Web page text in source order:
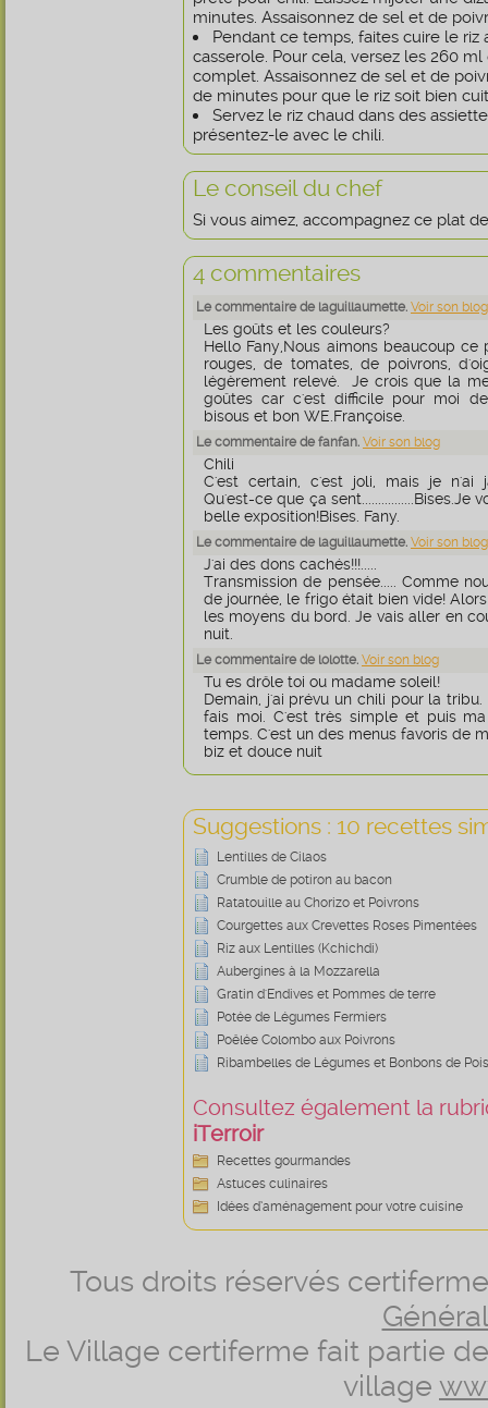
minutes. Assaisonnez de sel et de
Pendant ce temps, faites cuire le
casserole. Pour cela, versez les 260
complet. Assaisonnez de sel et de
de minutes pour que le riz soit bien
Servez le riz chaud dans des
présentez-le avec le chili.
Le conseil du chef
Si vous aimez, accompagnez ce plat
4 commentaires
Le commentaire de laguillaumette. Voir son blog
Les goûts et les couleurs?
Hello Fany,Nous aimons beaucoup
rouges, de tomates, de poivrons,
légèrement relevé. Je crois que la
goûtes car c'est difficile pour moi
bisous et bon WE.Françoise.
Le commentaire de fanfan. Voir son blog
Chili
C'est certain, c'est joli, mais je n'ai
Qu'est-ce que ça sent................Bises.Je
belle exposition!Bises. Fany.
Le commentaire de laguillaumette. Voir son blog
J'ai des dons cachés!!!.....
Transmission de pensée..... Comme
de journée, le frigo était bien vide!
les moyens du bord. Je vais aller en
nuit.
Le commentaire de lolotte. Voir son blog
Tu es drôle toi ou madame soleil!
Demain, j'ai prévu un chili pour la
fais moi. C'est très simple et puis
temps. C'est un des menus favoris de
biz et douce nuit
Suggestions : 10 recettes
Lentilles de Cilaos
Crumble de potiron au bacon
Ratatouille au Chorizo et Poivrons
Courgettes aux Crevettes Roses Pimentées
Riz aux Lentilles (Kchichdi)
Aubergines à la Mozzarella
Gratin d'Endives et Pommes de terre
Potée de Légumes Fermiers
Poêlée Colombo aux Poivrons
Ribambelles de Légumes et Bonbons de
Consultez également la
iTerroir
Recettes gourmandes
Astuces culinaires
Idées d’aménagement pour votre cuisine
Tous droits réservés
Le Village certiferme fait partie
village